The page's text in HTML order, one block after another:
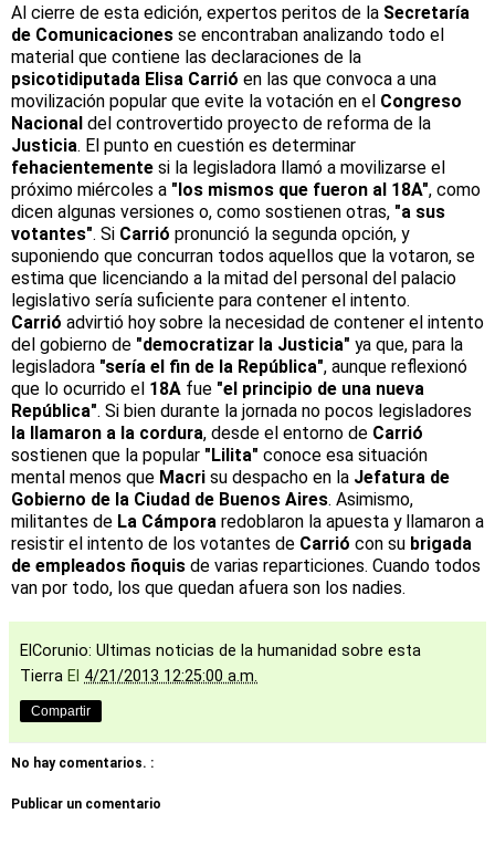
Al cierre de esta edición, expertos peritos de la Secretaría
de Comunicaciones se encontraban analizando todo el
material que contiene las declaraciones de la
psicotidiputada Elisa Carrió en las que convoca a una
movilización popular que evite la votación en el Congreso
Nacional del controvertido proyecto de reforma de la
Justicia. El punto en cuestión es determinar
fehacientemente si la legisladora llamó a movilizarse el
próximo miércoles a "los mismos que fueron al 18A", como
dicen algunas versiones o, como sostienen otras, "a sus
votantes". Si Carrió pronunció la segunda opción, y
suponiendo que concurran todos aquellos que la votaron, se
estima que licenciando a la mitad del personal del palacio
legislativo sería suficiente para contener el intento.
Carrió advirtió hoy sobre la necesidad de contener el intento
del gobierno de "democratizar la Justicia" ya que, para la
legisladora "sería el fin de la República", aunque reflexionó
que lo ocurrido el 18A fue "el principio de una nueva
República". Si bien durante la jornada no pocos legisladores
la llamaron a la cordura, desde el entorno de Carrió
sostienen que la popular "Lilita" conoce esa situación
mental menos que Macri su despacho en la Jefatura de
Gobierno de la Ciudad de Buenos Aires. Asimismo,
militantes de La Cámpora redoblaron la apuesta y llamaron a
resistir el intento de los votantes de Carrió con su brigada
de empleados ñoquis de varias reparticiones. Cuando todos
van por todo, los que quedan afuera son los nadies.
ElCorunio: Ultimas noticias de la humanidad sobre esta
Tierra El 4/21/2013 12:25:00 a.m.
Compartir
No hay comentarios. :
Publicar un comentario